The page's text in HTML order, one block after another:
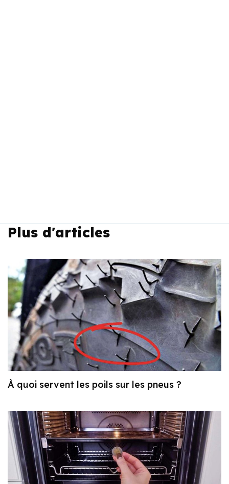
Plus d'articles
À quoi servent les poils sur les pneus ?